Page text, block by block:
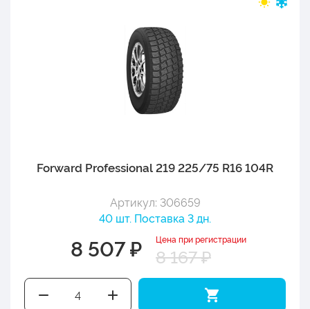
Forward Professional 219 225/75 R16 104R
Артикул: 306659
40 шт. Поставка 3 дн.
8 507 ₽ Цена при регистрации
8 167 ₽